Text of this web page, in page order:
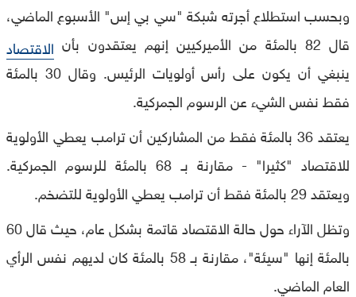
وبحسب استطلاع أجرته شبكة "سي بي إس" الأسبوع الماضي،
قال 82 بالمئة من الأميركيين إنهم يعتقدون بأن
الاقتصاد
ينبغي أن يكون على رأس أولويات الرئيس. وقال 30 بالمئة
فقط نفس الشيء عن الرسوم الجمركية.
يعتقد 36 بالمئة فقط من المشاركين أن ترامب يعطي الأولوية
للاقتصاد "كثيرا" - مقارنة بـ 68 بالمئة للرسوم الجمركية.
ويعتقد 29 بالمئة فقط أن ترامب يعطي الأولوية للتضخم.
وتظل الآراء حول حالة الاقتصاد قاتمة بشكل عام، حيث قال 60
بالمئة إنها "سيئة"، مقارنة بـ 58 بالمئة كان لديهم نفس الرأي
العام الماضي.